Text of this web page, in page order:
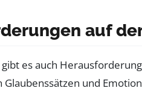
auf
es auch
und